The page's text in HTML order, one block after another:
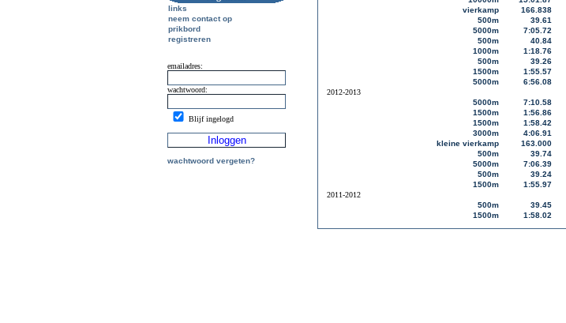
links
neem contact op
prikbord
registreren
emailadres:
wachtwoord:
Blijf ingelogd
wachtwoord vergeten?
vierkamp
166.838
500m
39.61
5000m
7:05.72
500m
40.84
1000m
1:18.76
500m
39.26
1500m
1:55.57
5000m
6:56.08
2012-2013
5000m
7:10.58
1500m
1:56.86
1500m
1:58.42
3000m
4:06.91
kleine vierkamp
163.000
500m
39.74
5000m
7:06.39
500m
39.24
1500m
1:55.97
2011-2012
500m
39.45
1500m
1:58.02